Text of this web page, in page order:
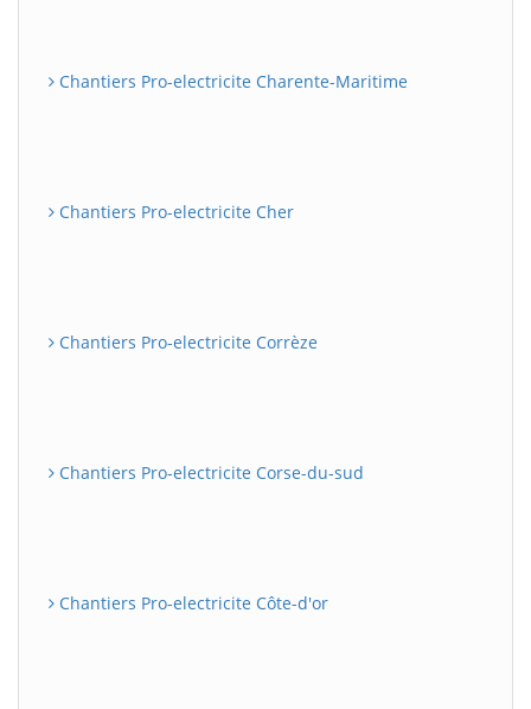
Chantiers Pro-electricite Charente-Maritime
Chantiers Pro-electricite Cher
Chantiers Pro-electricite Corrèze
Chantiers Pro-electricite Corse-du-sud
Chantiers Pro-electricite Côte-d'or